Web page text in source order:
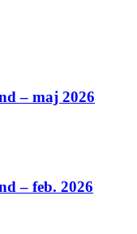
– maj 2026
– feb. 2026